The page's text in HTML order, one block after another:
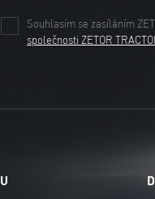
Souhlasím se zasíláním
společnosti ZETOR